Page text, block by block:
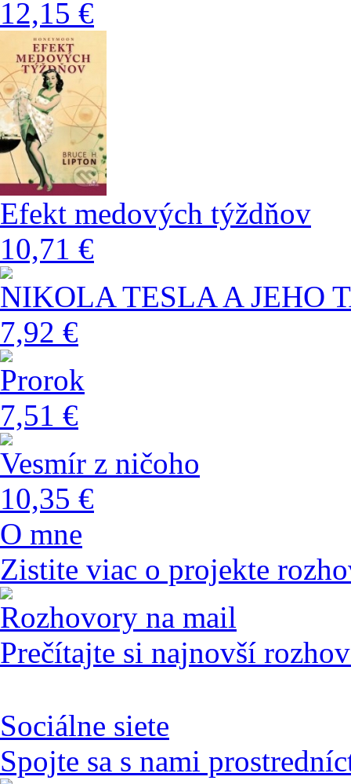
12,15 €
Efekt medových týždňov
10,71 €
NIKOLA TESLA A JEHO
7,92 €
Prorok
7,51 €
Vesmír z ničoho
10,35 €
O mne
Zistite viac o projekte
Rozhovory na mail
Prečítajte si najnovší
Sociálne siete
Spojte sa s nami